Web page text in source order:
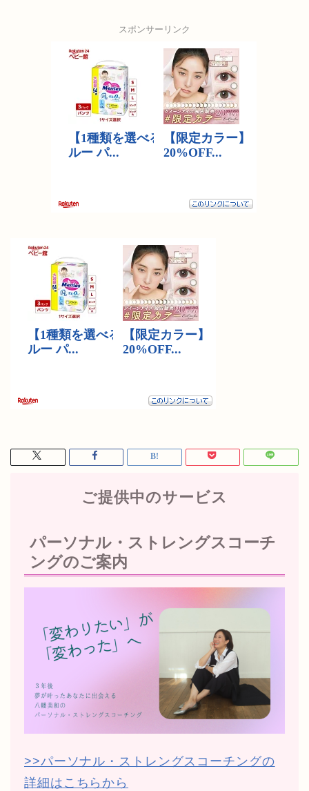
スポンサーリンク
ご提供中のサービス
パーソナル・ストレングスコーチ
ングのご案内
>>パーソナル・ストレングスコーチングの
詳細はこちらから